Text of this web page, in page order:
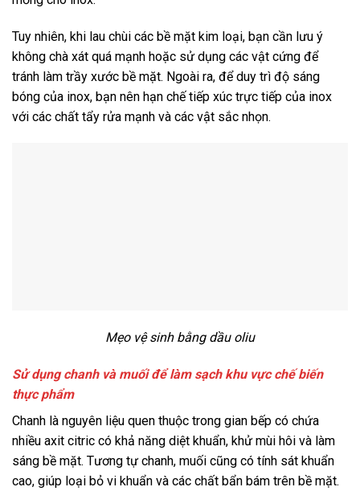
Tuy nhiên, khi lau chùi các bề mặt kim loại, bạn cần lưu ý
không chà xát quá mạnh hoặc sử dụng các vật cứng để
tránh làm trầy xước bề mặt. Ngoài ra, để duy trì độ sáng
bóng của inox, bạn nên hạn chế tiếp xúc trực tiếp của inox
với các chất tẩy rửa mạnh và các vật sắc nhọn.
Mẹo vệ sinh bằng dầu oliu
Sử dụng chanh và muối để làm sạch khu vực chế biến
thực phẩm
Chanh là nguyên liệu quen thuộc trong gian bếp có chứa
nhiều axit citric có khả năng diệt khuẩn, khử mùi hôi và làm
sáng bề mặt. Tương tự chanh, muối cũng có tính sát khuẩn
cao, giúp loại bỏ vi khuẩn và các chất bẩn bám trên bề mặt.